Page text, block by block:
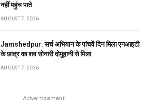
नहीं पहुंच पाते
AUGUST 7, 2026
Jamshedpur: सर्च अभियान के पांचवें दिन मिला एनआइटी
के छात्र का शव सोनारी दोमुहानी से मिला
AUGUST 7, 2026
Advertisement